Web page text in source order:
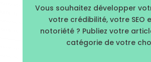
Vous souhaitez développer
votre crédibilité, votre SEO
notoriété ? Publiez votre
catégorie de votre